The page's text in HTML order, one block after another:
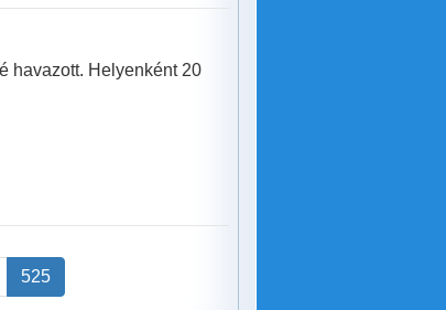
havazott. Helyenként 20
525